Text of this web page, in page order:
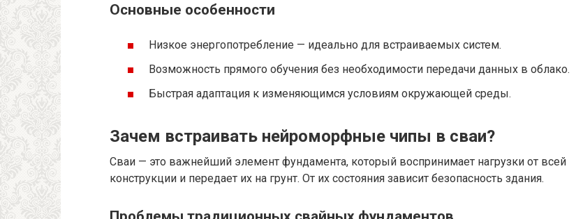
Основные особенности
Низкое энергопотребление — идеально для встраиваемых систем.
Возможность прямого обучения без необходимости передачи данных в облако.
Быстрая адаптация к изменяющимся условиям окружающей среды.
Зачем встраивать нейроморфные чипы в сваи?
Сваи — это важнейший элемент фундамента, который воспринимает нагрузки от всей
конструкции и передает их на грунт. От их состояния зависит безопасность здания.